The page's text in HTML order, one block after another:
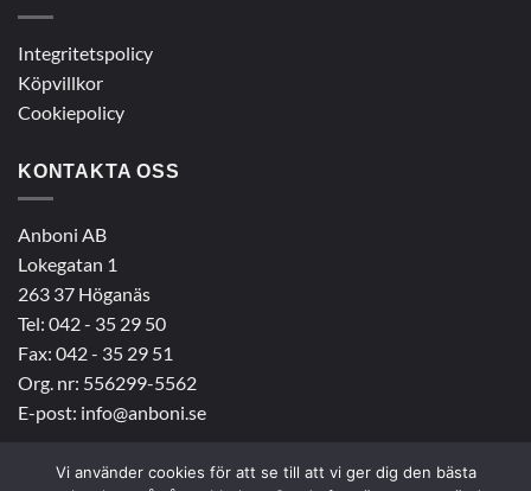
Integritetspolicy
Köpvillkor
Cookiepolicy
KONTAKTA OSS
Anboni AB
Lokegatan 1
263 37 Höganäs
Tel: 042 - 35 29 50
Fax: 042 - 35 29 51
Org. nr: 556299-5562
E-post: info@anboni.se
Vi använder cookies för att se till att vi ger dig den bästa